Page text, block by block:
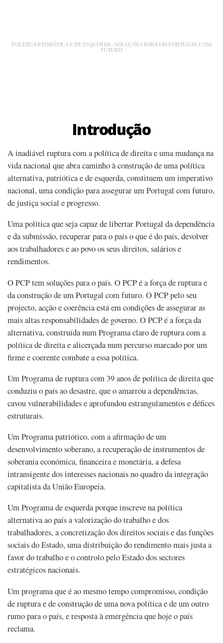
POLÍTICA PATRIÓTICA E DE ESQUERDA - SOLUÇÕES PARA UM PORTUGAL COM
FUTURO
Introdução
A inadiável ruptura com a política de direita e uma mudança na
vida nacional que abra caminho à construção de uma política
alternativa, patriótica e de esquerda, constituem um imperativo
nacional, uma condição para assegurar um Portugal com futuro,
de justiça social e progresso.
Uma política que seja capaz de libertar Portugal da dependência
e da submissão, recuperar para o país o que é do país, devolver
aos trabalhadores e ao povo os seus direitos, salários e
rendimentos.
O PCP tem soluções para o país. O PCP é a força de ruptura e
da construção de um Portugal com futuro. O PCP pelo seu
projecto, acção e coerência está em condições de assegurar as
mais altas responsabilidades de governo. O PCP é a força da
alternativa, construída num Programa claro de ruptura com a
política de direita e alicerçada num percurso marcado por um
firme e coerente combate a essa política.
Um Programa de ruptura com 39 anos de política de direita que
conduziu o país ao desastre, que o amarrou a dependências,
cavou vulnerabilidades e aprofundou estrangulamentos e défices
estruturais.
Um Programa patriótico, com a afirmação de um
desenvolvimento soberano, a recuperação de instrumentos de
soberania económica, financeira e monetária, a defesa
intransigente dos interesses nacionais no quadro da integração
capitalista da União Europeia.
Um Programa de esquerda porque inscreve na política
alternativa ao país a valorização do trabalho e dos
trabalhadores, a concretização dos direitos sociais e das funções
sociais do Estado, uma distribuição do rendimento mais justa a
favor do trabalho e o controlo pelo Estado dos sectores
estratégicos nacionais.
Um programa que é ao mesmo tempo compromisso, condição
de ruptura e de construção de uma nova política e de um outro
rumo para o país, e resposta à emergência que hoje o país
reclama.